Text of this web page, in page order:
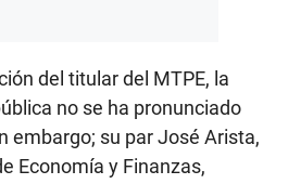
del titular del MTPE, la
no se ha pronunciado
embargo; su par José Arista,
Economía y Finanzas,